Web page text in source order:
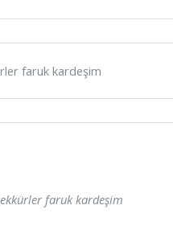
faruk kardeşim
faruk kardeşim